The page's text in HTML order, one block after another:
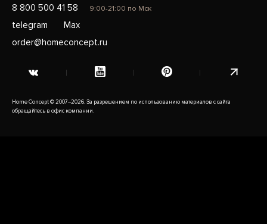
8 800 500 41 58 9:00-21:00 по Мск
telegram
Max
order@homeconcept.ru
Home Concept © 2007–2026. За разрешением по использованию материалов с сайта
обращайтесь в офис компании.